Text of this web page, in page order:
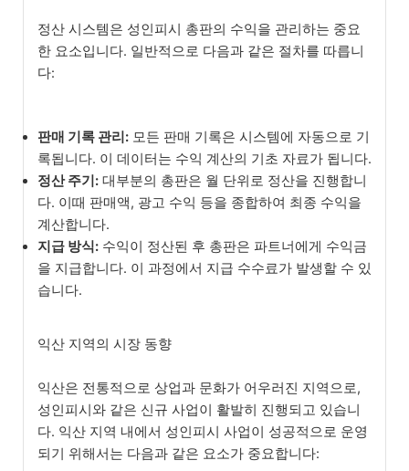
정산 시스템은 성인피시 총판의 수익을 관리하는 중요
한 요소입니다. 일반적으로 다음과 같은 절차를 따릅니
다:
판매 기록 관리: 모든 판매 기록은 시스템에 자동으로 기
록됩니다. 이 데이터는 수익 계산의 기초 자료가 됩니다.
정산 주기: 대부분의 총판은 월 단위로 정산을 진행합니
다. 이때 판매액, 광고 수익 등을 종합하여 최종 수익을
계산합니다.
지급 방식: 수익이 정산된 후 총판은 파트너에게 수익금
을 지급합니다. 이 과정에서 지급 수수료가 발생할 수 있
습니다.
익산 지역의 시장 동향
익산은 전통적으로 상업과 문화가 어우러진 지역으로,
성인피시와 같은 신규 사업이 활발히 진행되고 있습니
다. 익산 지역 내에서 성인피시 사업이 성공적으로 운영
되기 위해서는 다음과 같은 요소가 중요합니다: